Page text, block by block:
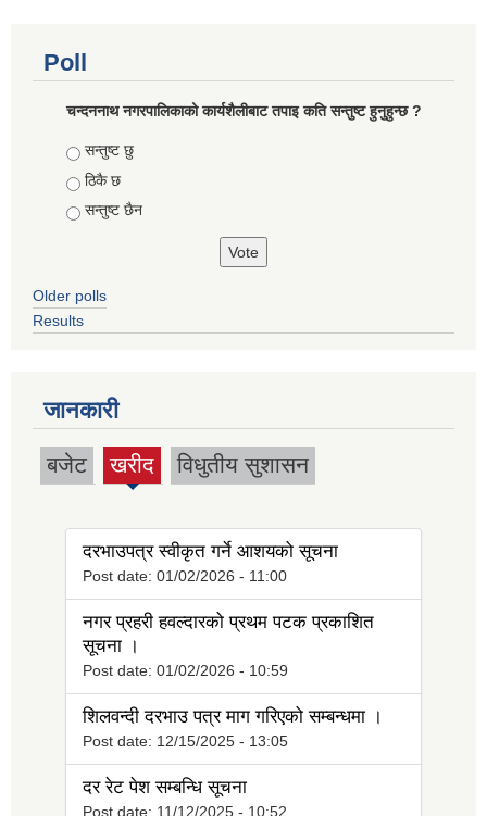
Poll
चन्दननाथ नगरपालिकाको कार्यशैलीबाट तपाइ कति सन्तुष्ट हुनुहुन्छ ?
Choices
सन्तुष्ट छु
ठिकै छ
सन्तुष्ट छैन
Older polls
Results
जानकारी
बजेट खरीद
(active
विधुतीय सुशासन
दरभाउपत्र स्वीकृत गर्ने आशयको सूचना
Post date: 01/02/2026 - 11:00
नगर प्रहरी हवल्दारको प्रथम पटक प्रकाशित
सूचना ।
Post date: 01/02/2026 - 10:59
शिलवन्दी दरभाउ पत्र माग गरिएको सम्बन्धमा ।
Post date: 12/15/2025 - 13:05
दर रेट पेश सम्बन्धि सूचना
Post date: 11/12/2025 - 10:52